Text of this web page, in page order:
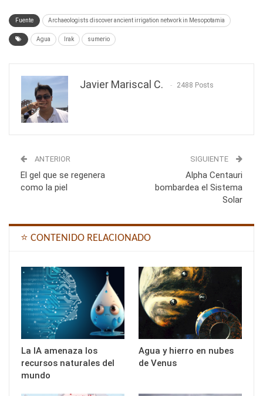
Fuente Archaeologists discover ancient irrigation network in Mesopotamia
Agua Irak sumerio
Javier Mariscal C. 2488 Posts
ANTERIOR
El gel que se regenera
como la piel
SIGUIENTE
Alpha Centauri
bombardea el Sistema
Solar
⭐ CONTENIDO RELACIONADO
La IA amenaza los
recursos naturales del
mundo
Agua y hierro en nubes
de Venus